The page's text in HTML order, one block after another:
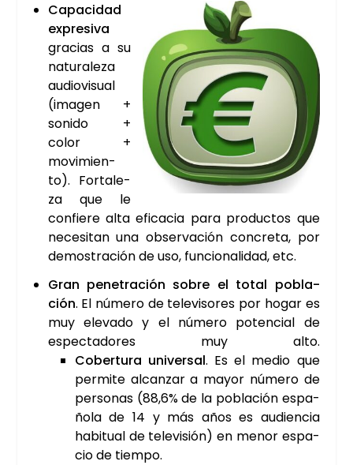
Capa­ci­dad
expre­si­va
gra­cias a su
natu­ra­le­za
audio­vi­sual
(ima­gen +
soni­do +
color +
movi­mien­
to). For­ta­le­
za que le
con­fie­re alta efi­ca­cia para pro­duc­tos que
nece­si­tan una obser­va­ción con­cre­ta, por
demos­tra­ción de uso, fun­cio­na­li­dad, etc.
Gran pene­tra­ción sobre el total pobla­
ción. El núme­ro de tele­vi­so­res por hogar es
muy ele­va­do y el núme­ro poten­cial de
espec­ta­do­res muy alto.
Cober­tu­ra uni­ver­sal. Es el medio que
per­mi­te alcan­zar a mayor núme­ro de
per­so­nas (88,6% de la pobla­ción espa­
ño­la de 14 y más años es audien­cia
habi­tual de tele­vi­sión) en menor espa­
cio de tiem­po.